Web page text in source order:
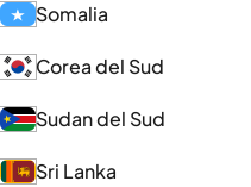
Somalia
Corea del Sud
Sudan del Sud
Sri Lanka